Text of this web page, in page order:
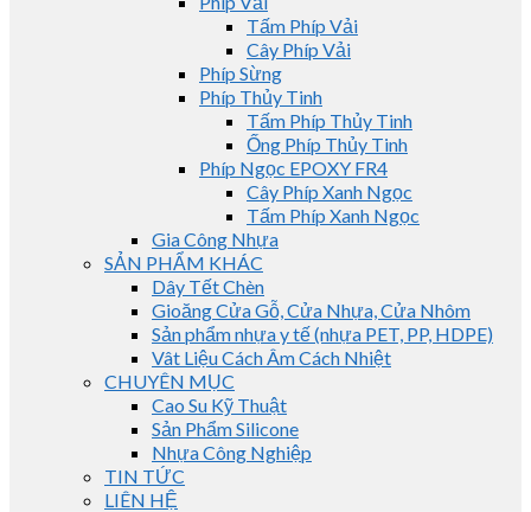
Tấm Phíp Vải
Cây Phíp Vải
Phíp Sừng
Phíp Thủy Tinh
Tấm Phíp Thủy Tinh
Ống Phíp Thủy Tinh
Phíp Ngọc EPOXY FR4
Cây Phíp Xanh Ngọc
Tấm Phíp Xanh Ngọc
Gia Công Nhựa
SẢN PHẨM KHÁC
Dây Tết Chèn
Gioăng Cửa Gỗ, Cửa Nhựa, Cửa Nhôm
Sản phẩm nhựa y tế (nhựa PET, PP, HDPE)
Vât Liệu Cách Âm Cách Nhiệt
CHUYÊN MỤC
Cao Su Kỹ Thuật
Sản Phẩm Silicone
Nhựa Công Nghiệp
TIN TỨC
LIÊN HỆ